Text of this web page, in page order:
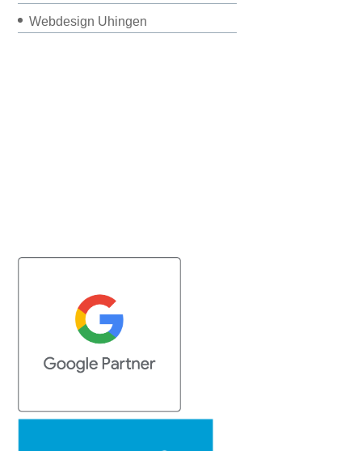
Webdesign Uhingen